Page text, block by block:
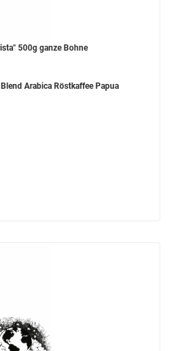
500g ganze Bohne
Arabica Röstkaffee Papua